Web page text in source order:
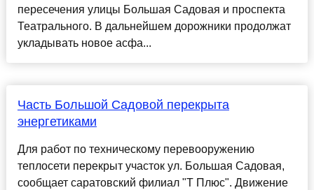
пересечения улицы Большая Садовая и проспекта
Театрального. В дальнейшем дорожники продолжат
укладывать новое асфа...
Часть Большой Садовой перекрыта
энергетиками
Для работ по техническому перевооружению
теплосети перекрыт участок ул. Большая Садовая,
сообщает саратовский филиал "Т Плюс". Движение